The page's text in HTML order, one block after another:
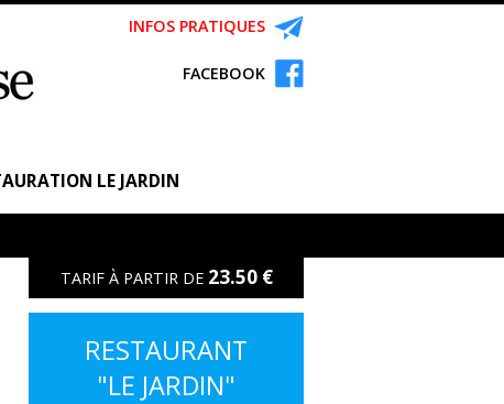
INFOS PRATIQUES
FACEBOOK
LE JARDIN
TARIF À PARTIR DE 23.50 €
RESTAURANT
"LE JARDIN"